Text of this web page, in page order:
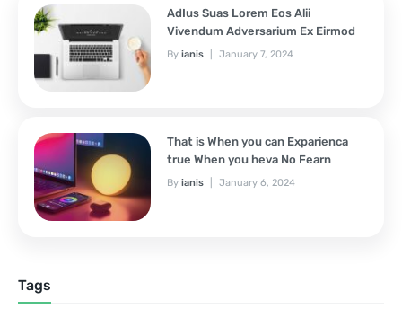
AdIus Suas Lorem Eos Alii
Vivendum Adversarium Ex Eirmod
Byianis January 7, 2024
That is When you can Exparienca
true When you heva No Fearn
Byianis January 6, 2024
Tags